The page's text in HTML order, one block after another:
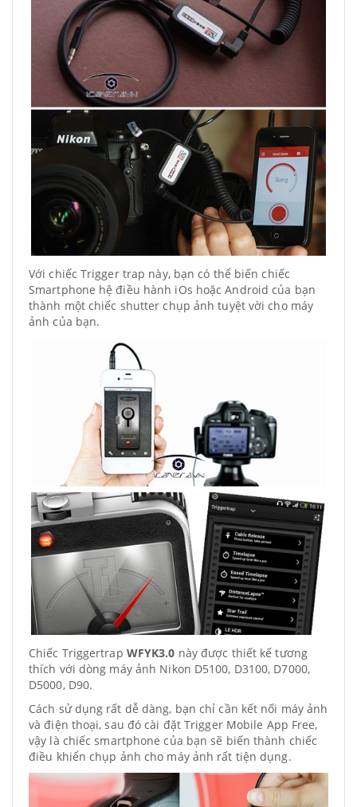
Với chiếc Trigger trap này, bạn có thể biến chiếc
Smartphone hệ điều hành iOs hoặc Android của bạn
thành một chiếc shutter chụp ảnh tuyệt vời cho máy
ảnh của bạn.
Chiếc Triggertrap WFYK3.0 này được thiết kế tương
thích với dòng máy ảnh Nikon D5100, D3100, D7000,
D5000, D90.
Cách sử dụng rất dễ dàng, bạn chỉ cần kết nối máy ảnh
và điện thoại, sau đó cài đặt Trigger Mobile App Free,
vậy là chiếc smartphone của bạn sẽ biến thành chiếc
điều khiển chụp ảnh cho máy ảnh rất tiện dụng.